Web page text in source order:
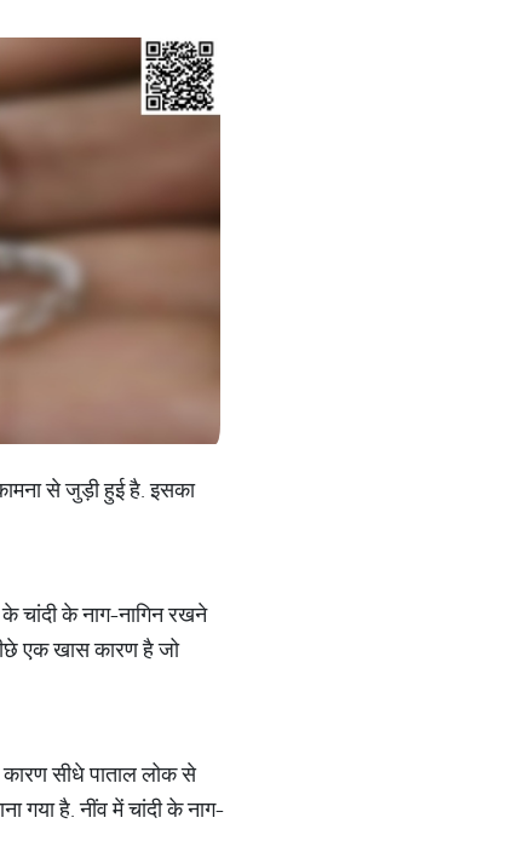
से जुड़ी हुई है. इसका
के चांदी के नाग-नागिन रखने
एक खास कारण है जो
सीधे पाताल लोक से
गया है. नींव में चांदी के नाग-